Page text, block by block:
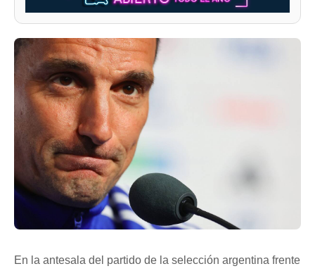
En la antesala del partido de la selección argentina frente